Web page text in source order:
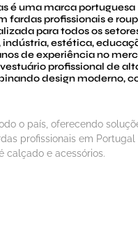
é uma marca portuguesa
fardas profissionais e
para todos os
indústria, estética,
de experiência no
profissional de
design moderno,
o país, oferecendo
profissionais em
calçado e acessórios.